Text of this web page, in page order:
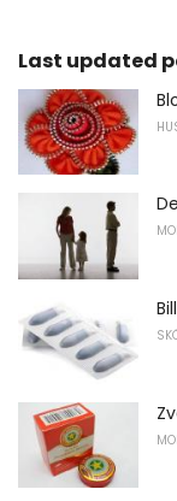
Last updated